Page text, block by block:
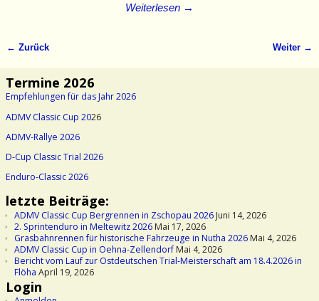
Weiterlesen →
← Zurück Weiter →
Termine 2026
Empfehlungen für das Jahr 2026
ADMV Classic Cup 2026
ADMV-Rallye 2026
D-Cup Classic Trial 2026
Enduro-Classic 2026
letzte Beiträge:
ADMV Classic Cup Bergrennen in Zschopau 2026Juni 14, 2026
2. Sprintenduro in Meltewitz 2026Mai 17, 2026
Grasbahnrennen für historische Fahrzeuge in Nutha 2026Mai 4, 2026
ADMV Classic Cup in Oehna-ZellendorfMai 4, 2026
Bericht vom Lauf zur Ostdeutschen Trial-Meisterschaft am 18.4.2026 in
Flöha April 19, 2026
Login